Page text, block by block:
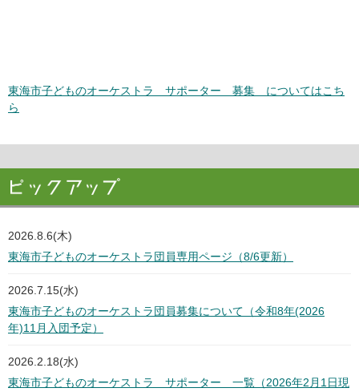
東海市子どものオーケストラ サポーター 募集 についてはこち
ら
2026.8.6(木)
東海市子どものオーケストラ団員専用ページ（8/6更新）
2026.7.15(水)
東海市子どものオーケストラ団員募集について（令和8年(2026
年)11月入団予定）
2026.2.18(水)
東海市子どものオーケストラ サポーター 一覧（2026年2月1日現